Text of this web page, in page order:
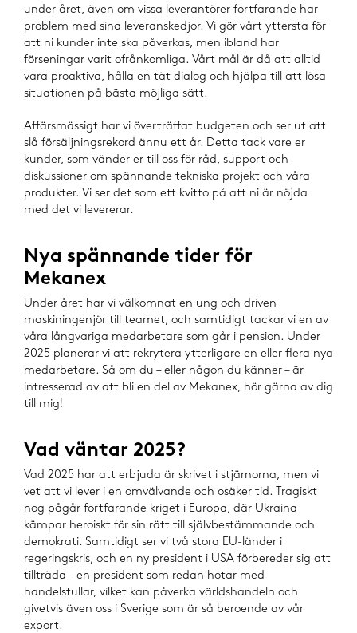
under året, även om vissa leverantörer fortfarande har
problem med sina leveranskedjor. Vi gör vårt yttersta för
att ni kunder inte ska påverkas, men ibland har
förseningar varit ofrånkomliga. Vårt mål är då att alltid
vara proaktiva, hålla en tät dialog och hjälpa till att lösa
situationen på bästa möjliga sätt.
Affärsmässigt har vi överträffat budgeten och ser ut att
slå försäljningsrekord ännu ett år. Detta tack vare er
kunder, som vänder er till oss för råd, support och
diskussioner om spännande tekniska projekt och våra
produkter. Vi ser det som ett kvitto på att ni är nöjda
med det vi levererar.
Nya spännande tider för
Mekanex
Under året har vi välkomnat en ung och driven
maskiningenjör till teamet, och samtidigt tackar vi en av
våra långvariga medarbetare som går i pension. Under
2025 planerar vi att rekrytera ytterligare en eller flera nya
medarbetare. Så om du – eller någon du känner – är
intresserad av att bli en del av Mekanex, hör gärna av dig
till mig!
Vad väntar 2025?
Vad 2025 har att erbjuda är skrivet i stjärnorna, men vi
vet att vi lever i en omvälvande och osäker tid. Tragiskt
nog pågår fortfarande kriget i Europa, där Ukraina
kämpar heroiskt för sin rätt till självbestämmande och
demokrati. Samtidigt ser vi två stora EU-länder i
regeringskris, och en ny president i USA förbereder sig att
tillträda – en president som redan hotar med
handelstullar, vilket kan påverka världshandeln och
givetvis även oss i Sverige som är så beroende av vår
export.